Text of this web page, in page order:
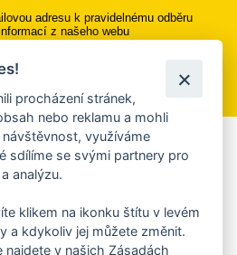
adresu k pravidelnému odběru
z našeho webu
se k odběru
Mobilní rozhlas
mobilu či mailu upozornění na
kulturní a sportovní akce?
o aplikaci
procházení stránek,
nebo reklamu a mohli
využíváme
sdílíme se svými partnery pro
analýzu.
klikem na ikonku štítu v levém
a kdykoliv jej můžete změnit.
najdete v našich Zásadách